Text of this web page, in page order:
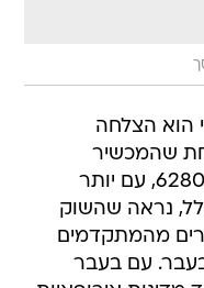
הוא הצלחה
שהמכשיר
המצליח ביותר שלה השנה היה 6280, עם יותר
ככלל, נראה שהשוק
מהמתקדמים
עם בעבר